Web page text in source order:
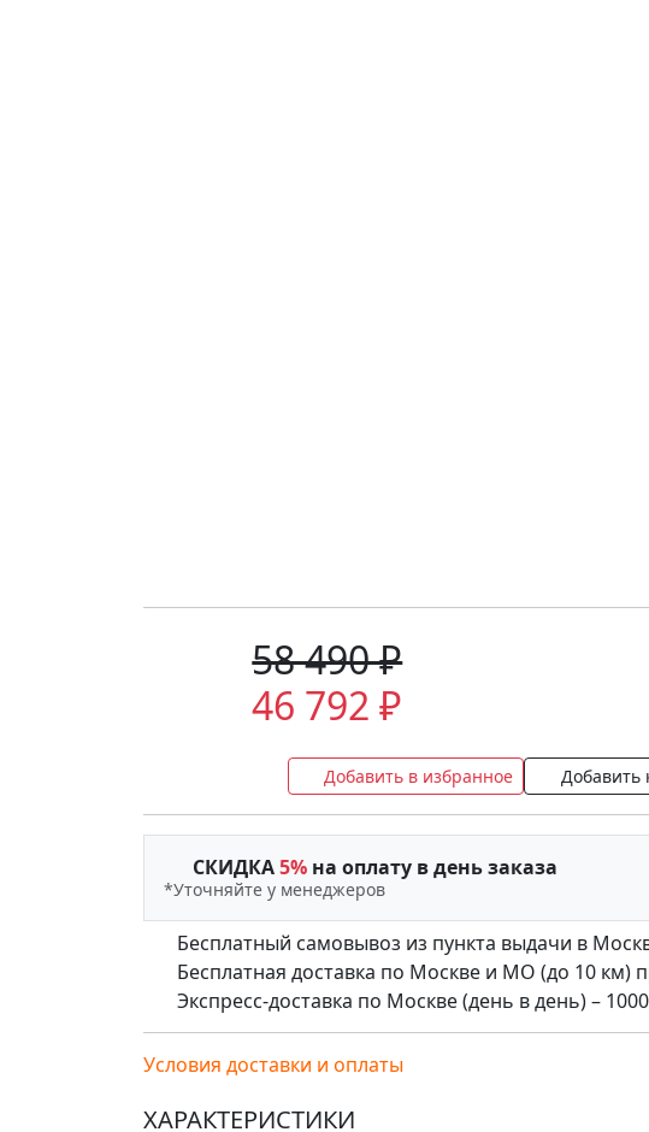
58 490 ₽
46 792 ₽
Добавить в избранное Добавить
СКИДКА5% на оплату в день заказа
*Уточняйте у менеджеров
Бесплатный самовывоз из пункта выдачи в
Бесплатная доставка по Москве и МО (до 10 км)
Экспресс-доставка по Москве (день в день) –
Условия доставки и оплаты
ХАРАКТЕРИСТИКИ